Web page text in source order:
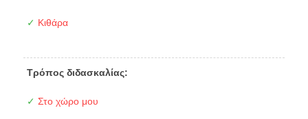
✓ Κιθάρα
Τρόπος διδασκαλίας:
✓ Στο χώρο μου